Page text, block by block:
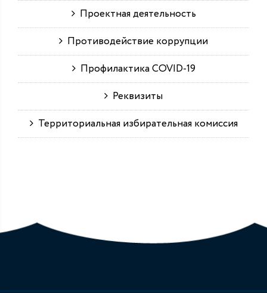
Проектная деятельность
Противодействие коррупции
Профилактика COVID-19
Реквизиты
Территориальная избирательная комиссия